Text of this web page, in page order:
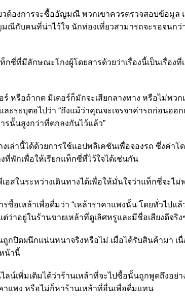
วต้องการจะซื้ออัญมณี พวกเขาควรตรวจสอบข้อมูล
กับคนที่น่าไว้ใจ นักท่องเที่ยวสามารถจะรอจนกว่
กซี่ที่มีลักษณะโกงผู้โดยสารด้วยว่าเรื่องนี้เป็นเรื่อง
หรือถ้ากด มิเตอร์ก็มักจะเสียกลางทาง หรือไม่พวก
ระบุตอไปว่า “ถึงแม้ว่าคุณจะเจรจาค่ารถก่อนออ
นั้นสูงกว่าที่ตกลงกันไว้แล้ว”
เล่านี้ได้ด้วยการใช้แอปพลิเคชันเพื่อจองรถ ซึ่งค่าโ
พักเพื่อให้เรียกแท็กซี่ที่ไว้ใจได้เช่นกัน
สในระหว่างเดินทางได้เพื่อให้มั่นใจว่าแท็กซี่จะไม่
ซื้อเหล้าเพื่อดื่มว่า “เหล้าราคาแพงนั้น โดยทั่วไปแ
ว่าอยู่ในร้านขายเหล้าที่ดูเลิศหรูและมีชื่อเสียงดีจริง
กปิดผนึกแน่นหนาจริงหรือไม่ เมื่อได้รับสินค้ามา เ
น้านี้
น์เพิ่มเติมได้ว่าร้านเหล้าที่จะไปซื้อนั้นถูกพูดถึงอย่
าแพง หรือไม่ก็หาร้านเหล้าที่อื่นเพื่อดื่มแทน